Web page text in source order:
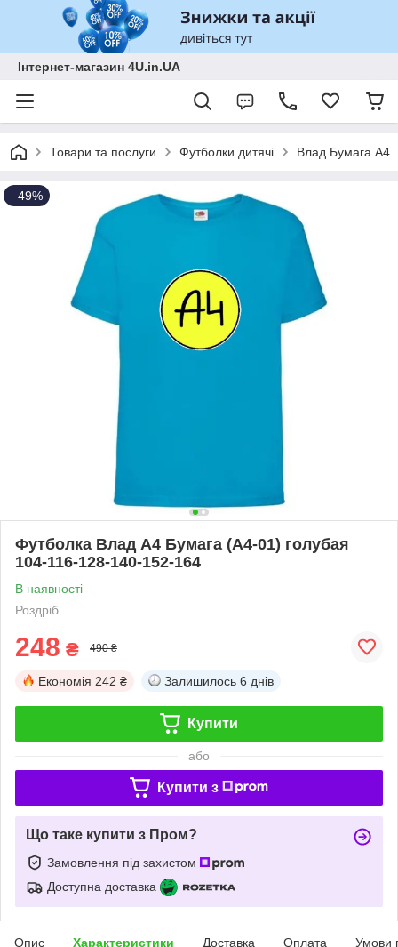
Інтернет-магазин 4U.in.UA
Товари та послуги Футболки дитячі Влад Бумага А4
–49%
Футболка Влад А4 Бумага (А4-01) голубая
104-116-128-140-152-164
В наявності
Роздріб
248 ₴ 490 ₴
Економія 242 ₴ Залишилось 6 днів
Купити
або
Купити з
Що таке купити з Пром?
Замовлення під захистом
Доступна доставка
Опис Характеристики Доставка Оплата Умови